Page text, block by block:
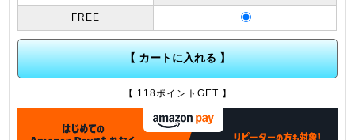
FREE
【 カートに入れる 】
【 118ポイントGET 】